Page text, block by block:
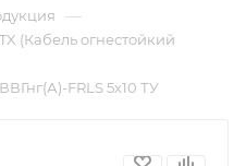
—
(Кабель огнестойкий
FRLS 5х10 ТУ